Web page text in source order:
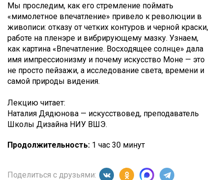
Мы проследим, как его стремление поймать
«мимолетное впечатление» привело к революции в
живописи: отказу от четких контуров и черной краски,
работе на пленэре и вибрирующему мазку. Узнаем,
как картина «Впечатление. Восходящее солнце» дала
имя импрессионизму и почему искусство Моне — это
не просто пейзажи, а исследование света, времени и
самой природы видения.
Лекцию читает:
Наталия Дядюнова — искусствовед, преподаватель
Школы Дизайна НИУ ВШЭ.
Продолжительность: 1 час 30 минут
Поделиться с друзьями: